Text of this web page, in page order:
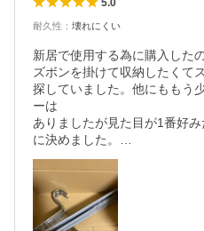
耐久性 ： 壊れにくい
新居で使用する為に購入した
ズボンを掛けて収納したくて
探していました。他にももう
ーは
ありましたが見た目が1番好
に決めました。
こちらのショップが1番安かっ
シルバー購入しましたが滑ら
くて気に入りました。
使ってみて足りなかったらま